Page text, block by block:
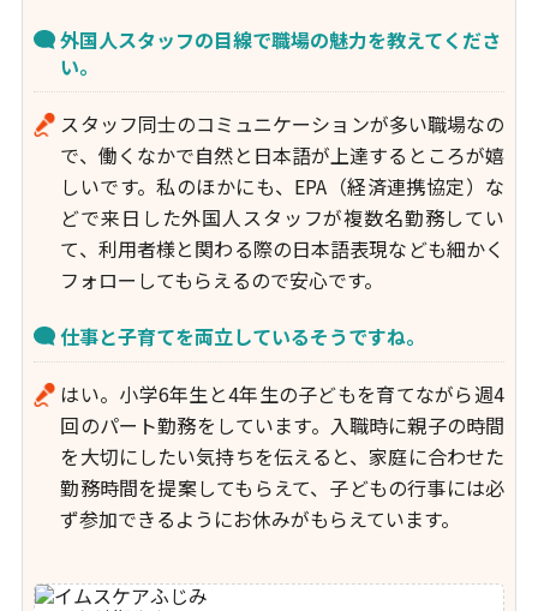
外国人スタッフの目線で職場の魅力を教えてくださ
い。
スタッフ同士のコミュニケーションが多い職場なの
で、働くなかで自然と日本語が上達するところが嬉
しいです。私のほかにも、EPA（経済連携協定）な
どで来日した外国人スタッフが複数名勤務してい
て、利用者様と関わる際の日本語表現なども細かく
フォローしてもらえるので安心です。
仕事と子育てを両立しているそうですね。
はい。小学6年生と4年生の子どもを育てながら週4
回のパート勤務をしています。入職時に親子の時間
を大切にしたい気持ちを伝えると、家庭に合わせた
勤務時間を提案してもらえて、子どもの行事には必
ず参加できるようにお休みがもらえています。